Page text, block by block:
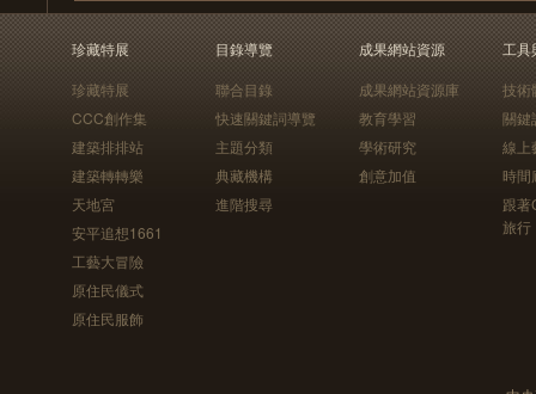
珍藏特展
珍藏特展
CCC創作集
建築排排站
建築轉轉樂
天地宮
安平追想1661
工藝大冒險
原住民儀式
原住民服飾
目錄導覽
聯合目錄
快速關鍵詞導覽
主題分類
典藏機構
進階搜尋
成果網站資源
成果網站資源庫
教育學習
學術研究
創意加值
工具
技術
關鍵
線上
時間
跟
旅行